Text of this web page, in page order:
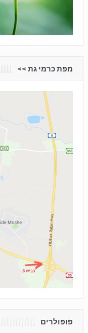
מפת כרמי גת <<
פופולרים